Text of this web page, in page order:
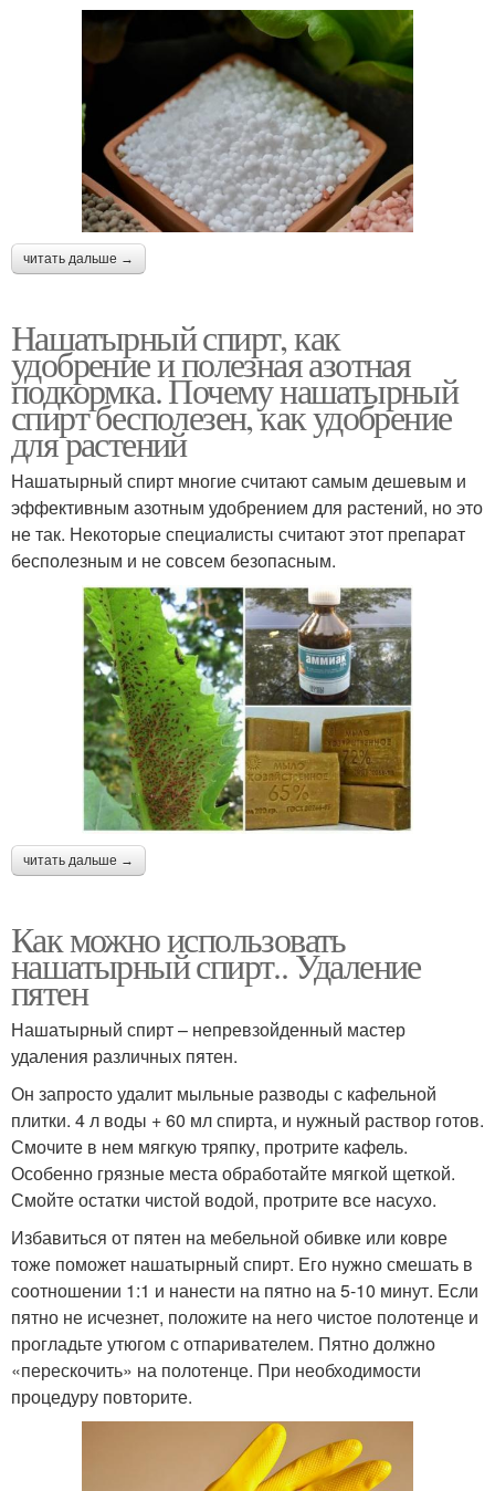
читать дальше →
Нашатырный спирт, как
удобрение и полезная азотная
подкормка. Почему нашатырный
спирт бесполезен, как удобрение
для растений
Нашатырный спирт многие считают самым дешевым и
эффективным азотным удобрением для растений, но это
не так. Некоторые специалисты считают этот препарат
бесполезным и не совсем безопасным.
читать дальше →
Как можно использовать
нашатырный спирт.. Удаление
пятен
Нашатырный спирт – непревзойденный мастер
удаления различных пятен.
Он запросто удалит мыльные разводы с кафельной
плитки. 4 л воды + 60 мл спирта, и нужный раствор готов.
Смочите в нем мягкую тряпку, протрите кафель.
Особенно грязные места обработайте мягкой щеткой.
Смойте остатки чистой водой, протрите все насухо.
Избавиться от пятен на мебельной обивке или ковре
тоже поможет нашатырный спирт. Его нужно смешать в
соотношении 1:1 и нанести на пятно на 5-10 минут. Если
пятно не исчезнет, положите на него чистое полотенце и
прогладьте утюгом с отпаривателем. Пятно должно
«перескочить» на полотенце. При необходимости
процедуру повторите.